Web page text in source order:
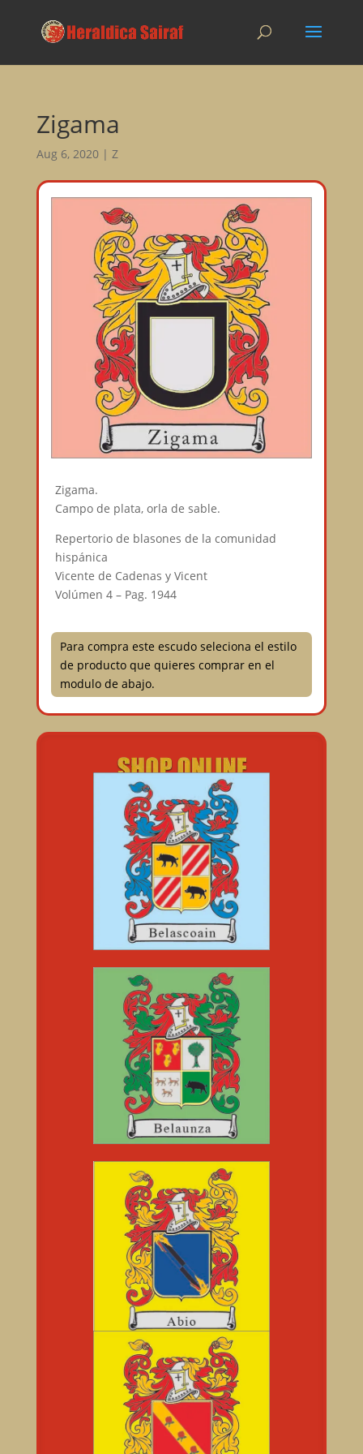
Zigama
Aug 6, 2020| Z
Zigama.
Campo de plata, orla de sable.
Repertorio de blasones de la comunidad
hispánica
Vicente de Cadenas y Vicent
Volúmen 4 – Pag. 1944
Para compra este escudo seleciona el estilo
de producto que quieres comprar en el
modulo de abajo.